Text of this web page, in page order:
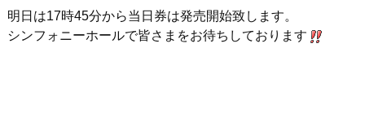
明日は17時45分から当日券は発売開始致します。
シンフォニーホールで皆さまをお待ちしております